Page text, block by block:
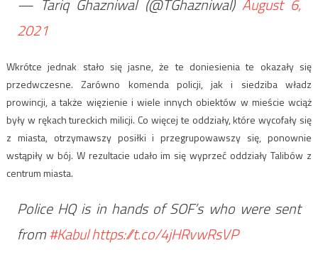
2021
Wkrótce jednak stało się jasne, że te doniesienia te okazały się
przedwczesne. Zarówno komenda policji, jak i siedziba władz
prowincji, a także więzienie i wiele innych obiektów w mieście wciąż
były w rękach tureckich milicji. Co więcej te oddziały, które wycofały się
z miasta, otrzymawszy posiłki i przegrupowawszy się, ponownie
wstąpiły w bój. W rezultacie udało im się wyprzeć oddziały Talibów z
centrum miasta.
Police HQ is in hands of SOF’s who were sent
from#Kabulhttps://t.co/4jHRvwRsVP